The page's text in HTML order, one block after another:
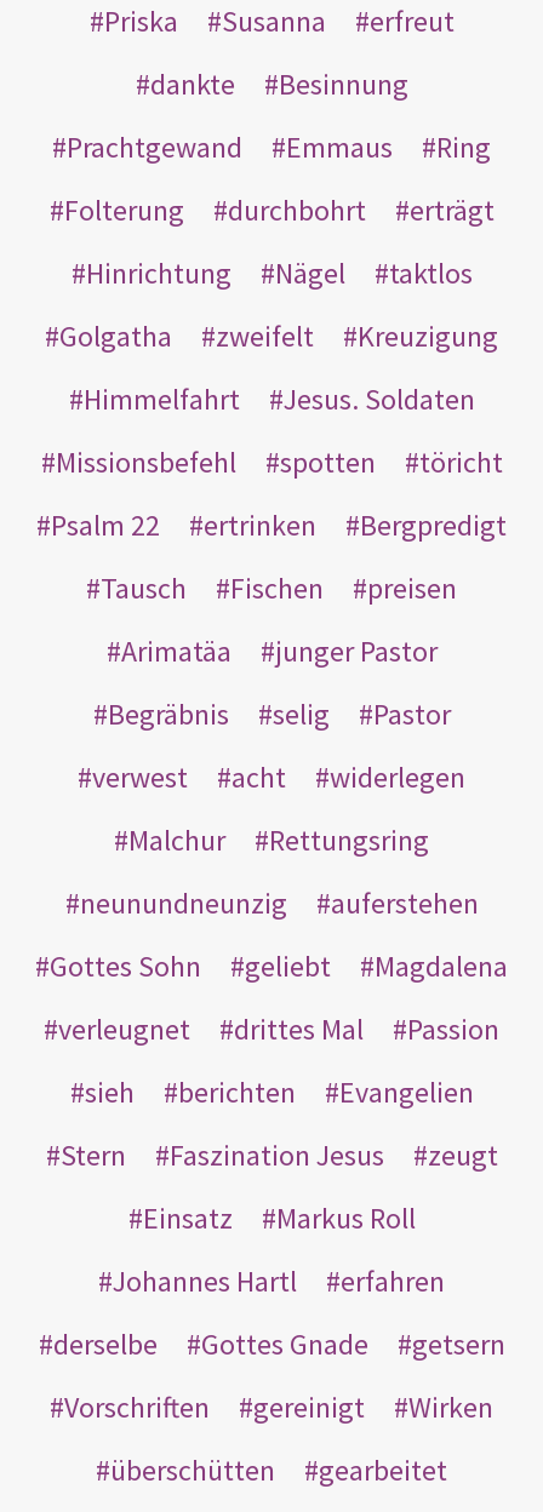
Priska
Susanna
erfreut
dankte
Besinnung
Prachtgewand
Emmaus
Ring
Folterung
durchbohrt
erträgt
Hinrichtung
Nägel
taktlos
Golgatha
zweifelt
Kreuzigung
Himmelfahrt
Jesus. Soldaten
Missionsbefehl
spotten
töricht
Psalm 22
ertrinken
Bergpredigt
Tausch
Fischen
preisen
Arimatäa
junger Pastor
Begräbnis
selig
Pastor
verwest
acht
widerlegen
Malchur
Rettungsring
neunundneunzig
auferstehen
Gottes Sohn
geliebt
Magdalena
verleugnet
drittes Mal
Passion
sieh
berichten
Evangelien
Stern
Faszination Jesus
zeugt
Einsatz
Markus Roll
Johannes Hartl
erfahren
derselbe
Gottes Gnade
getsern
Vorschriften
gereinigt
Wirken
überschütten
gearbeitet